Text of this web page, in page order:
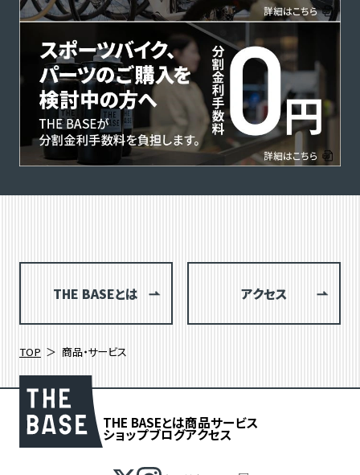
THE BASEとは アクセス
TOP 商品・サービス
THE BASEとは商品サービス
ショップブログアクセス